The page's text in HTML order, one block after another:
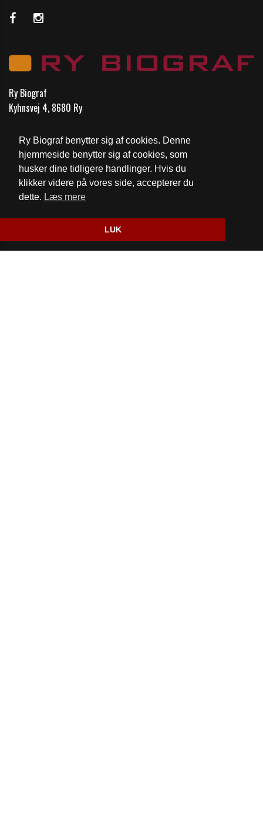
Ry Biograf benytter sig af cookies. Denne
hjemmeside benytter sig af cookies, som
husker dine tidligere handlinger. Hvis du
klikker videre på vores side, accepterer du
dette. Læs mere
LUK
Ry Biograf
Kyhnsvej 4, 8680 Ry
Telefon: Billet 2426 2696 Kontor 6173 7696
Email: mail@rybiograf.dk
Cookie- og privatlivspolitik